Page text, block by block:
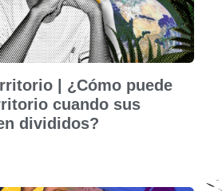
| ¿Cómo puede
cuando sus
divididos?